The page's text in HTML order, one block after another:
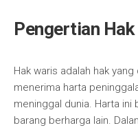
Pengertian
Hak waris adalah hak
menerima harta
meninggal dunia. Harta ini
barang berharga lain.